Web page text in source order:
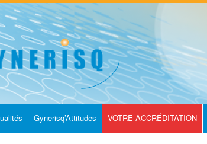
Gynerisq’Attitudes VOTRE ACCRÉDITATION